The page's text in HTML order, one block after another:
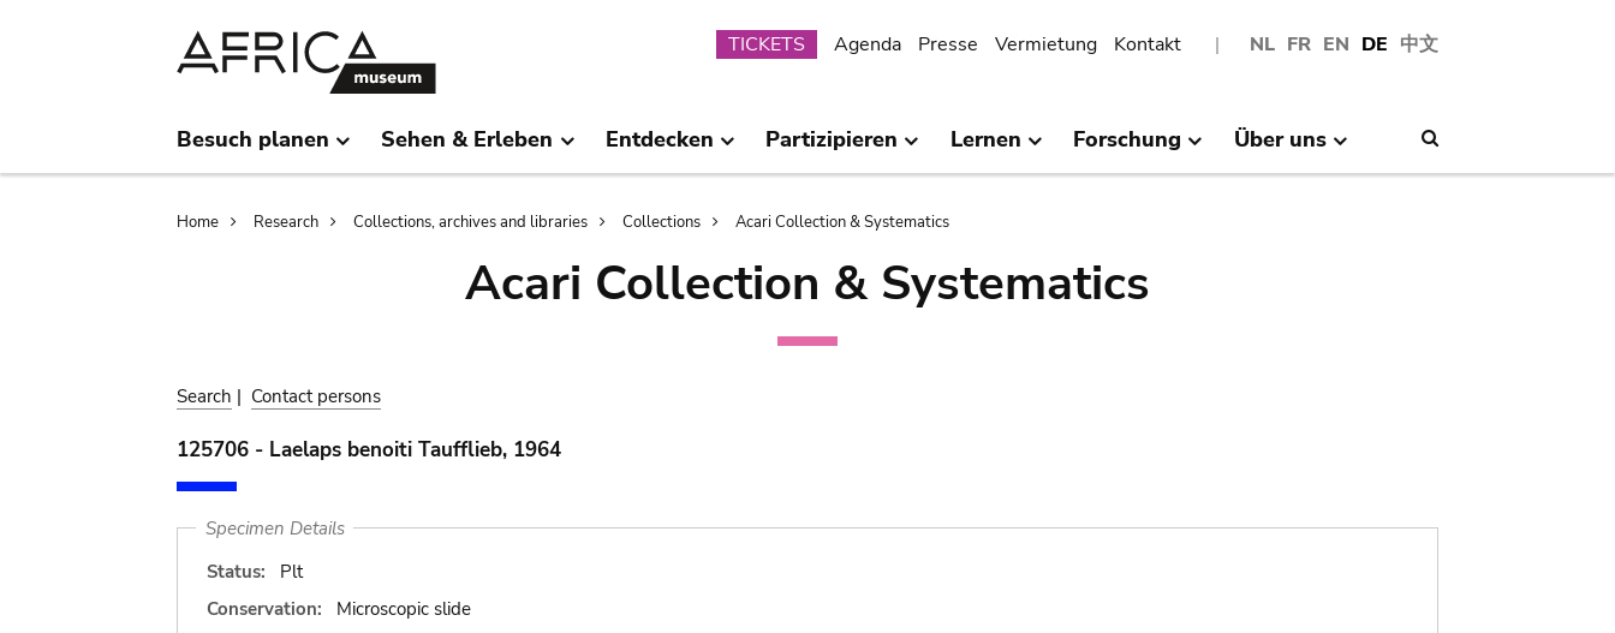
NL FR EN DE 中文
Submenu
TICKETS Agenda Presse Vermietung Kontakt
Besuch planen Sehen & Erleben Entdecken Partizipieren Lernen Forschung Über uns
Breadcrumb
Home Research Collections, archives and libraries Collections Acari Collection & Systematics
Acari Collection & Systematics
Search | Contact persons
125706 - Laelaps benoiti Taufflieb, 1964
Specimen Details
Status:
Plt
Conservation:
Microscopic slide